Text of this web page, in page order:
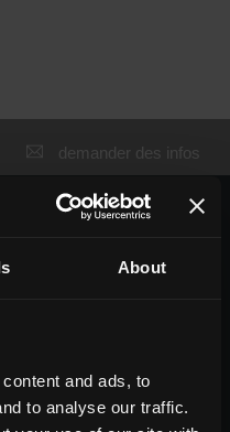
About
and ads, to
to analyse our traffic.
demander des infos
PAR: